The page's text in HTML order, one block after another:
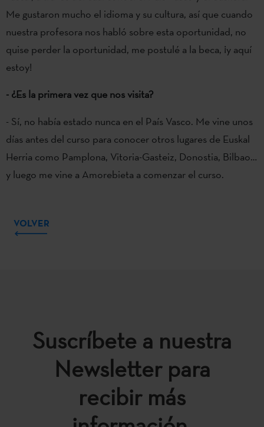
Me gustaron mucho el idioma y su cultura, así que cuando
nuestra profesora nos habló sobre esta oportunidad, no
quise perder la oportunidad, me postulé a la beca, ¡y aquí
estoy!
- ¿Es la primera vez que nos visita?
- Sí, no había estado nunca en el País Vasco. Me vine unos
días antes del curso para conocer otros lugares de Euskal
Herria como Pamplona, Vitoria-Gasteiz, Donostia, Bilbao…
y luego me vine a Amorebieta a comenzar el curso.
VOLVER
Suscríbete a nuestra
Newsletter para
recibir más